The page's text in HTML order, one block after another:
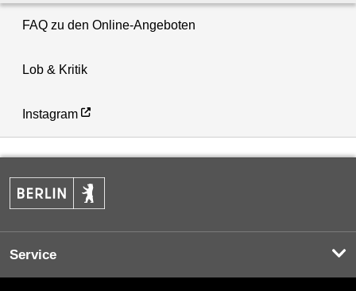
FAQ zu den Online-Angeboten
Lob & Kritik
Instagram
Service